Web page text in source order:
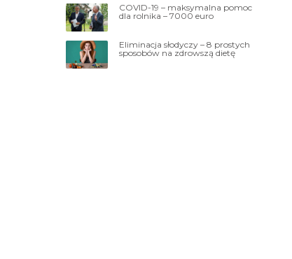
COVID-19 – maksymalna pomoc
dla rolnika – 7000 euro
Eliminacja słodyczy – 8 prostych
sposobów na zdrowszą dietę